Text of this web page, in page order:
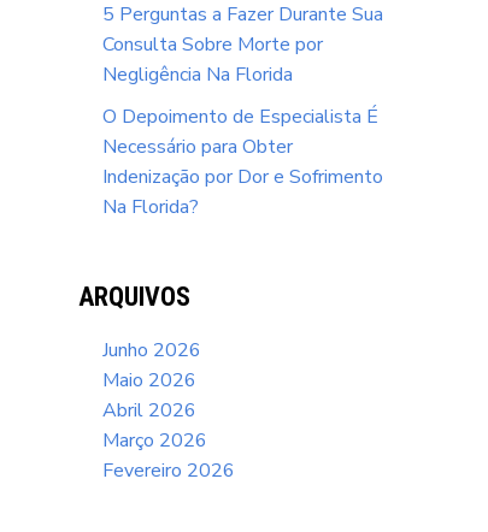
5 Perguntas a Fazer Durante Sua
Consulta Sobre Morte por
Negligência Na Florida
O Depoimento de Especialista É
Necessário para Obter
Indenização por Dor e Sofrimento
Na Florida?
ARQUIVOS
Junho 2026
Maio 2026
Abril 2026
Março 2026
Fevereiro 2026